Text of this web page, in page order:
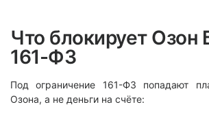
Что блокирует Озон
161-ФЗ
Под ограничение 161-ФЗ попадают
Озона, а не деньги на счёте: